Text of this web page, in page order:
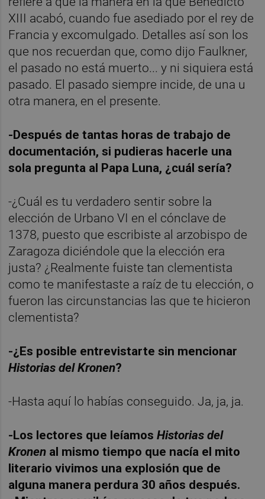
XIII acabó, cuando fue asediado por el rey de
Francia y excomulgado. Detalles así son los
que nos recuerdan que, como dijo Faulkner,
el pasado no está muerto... y ni siquiera está
pasado. El pasado siempre incide, de una u
otra manera, en el presente.
-Después de tantas horas de trabajo de
documentación, si pudieras hacerle una
sola pregunta al Papa Luna, ¿cuál sería?
-¿Cuál es tu verdadero sentir sobre la
elección de Urbano VI en el cónclave de
1378, puesto que escribiste al arzobispo de
Zaragoza diciéndole que la elección era
justa? ¿Realmente fuiste tan clementista
como te manifestaste a raíz de tu elección, o
fueron las circunstancias las que te hicieron
clementista?
-¿Es posible entrevistarte sin mencionar
Historias del Kronen?
-Hasta aquí lo habías conseguido. Ja, ja, ja.
-Los lectores que leíamosHistorias del
Kronen al mismo tiempo que nacía el mito
literario vivimos una explosión que de
alguna manera perdura 30 años después.